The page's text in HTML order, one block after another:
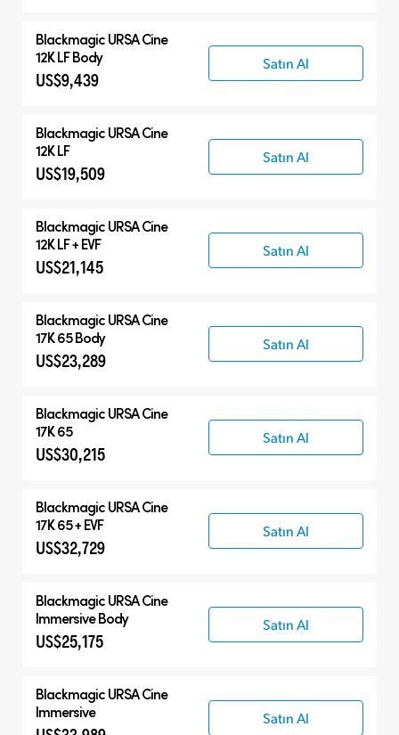
BlackmagicURSA Cine
12K LF Body
US$9,439
Satın Al
BlackmagicURSA Cine
12K LF
US$19,509
Satın Al
BlackmagicURSA Cine
12K LF + EVF
US$21,145
Satın Al
BlackmagicURSA Cine
17K 65 Body
US$23,289
Satın Al
BlackmagicURSA Cine
17K 65
US$30,215
Satın Al
BlackmagicURSA Cine
17K 65 + EVF
US$32,729
Satın Al
BlackmagicURSA Cine
Immersive Body
US$25,175
Satın Al
BlackmagicURSA Cine
Immersive
Satın Al